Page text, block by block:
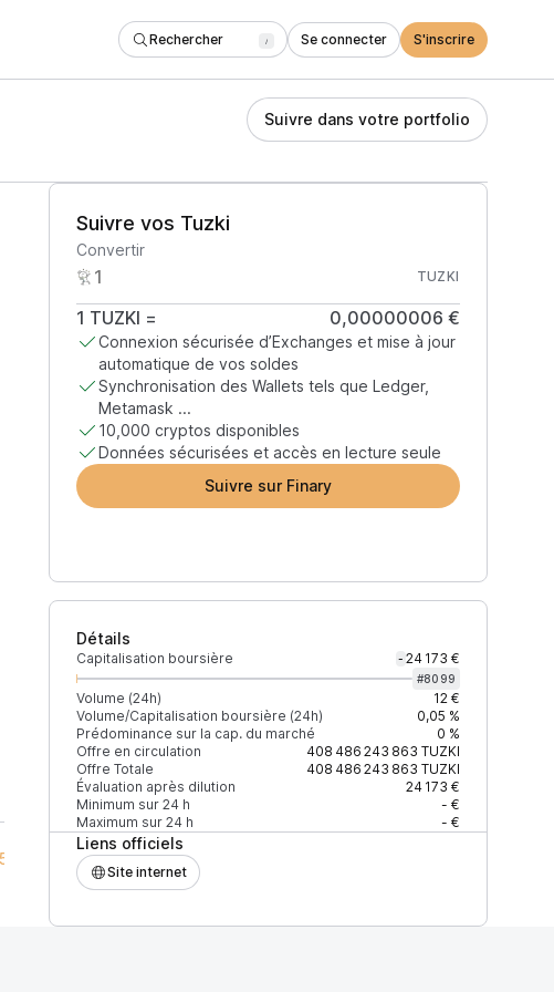
Rechercher / Se connecter S'inscrire
Suivre dans votre portfolio
Suivre vos Tuzki
Convertir
TUZKI
1 TUZKI = 0,00000006 €
Connexion sécurisée d’Exchanges et mise à jour
automatique de vos soldes
Synchronisation des Wallets tels que Ledger,
Metamask ...
10,000 cryptos disponibles
Données sécurisées et accès en lecture seule
Suivre sur Finary
Détails
Capitalisation boursière - 24 173 €
#8099
Volume (24h)
12 €
Volume/Capitalisation boursière (24h)
0,05 %
Prédominance sur la cap. du marché
0 %
Offre en circulation
408 486 243 863 TUZKI
Offre Totale
408 486 243 863 TUZKI
Évaluation après dilution
24 173 €
Minimum sur 24 h
- €
Maximum sur 24 h
- €
Liens officiels
Site internet
+2% depth